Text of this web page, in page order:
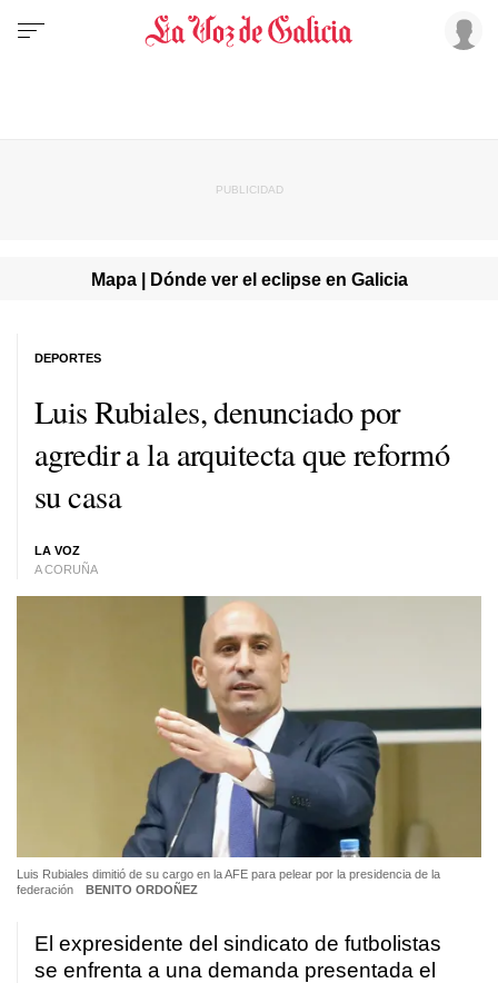
Mapa | Dónde ver el eclipse en Galicia
Luis Rubiales, denunciado por
agredir a la arquitecta que reformó
su casa
LA VOZ
A CORUÑA
DEPORTES
Luis Rubiales dimitió de su cargo en la AFE para pelear por la presidencia de la
federación
BENITO ORDOÑEZ
El expresidente del sindicato de futbolistas
se enfrenta a una demanda presentada el